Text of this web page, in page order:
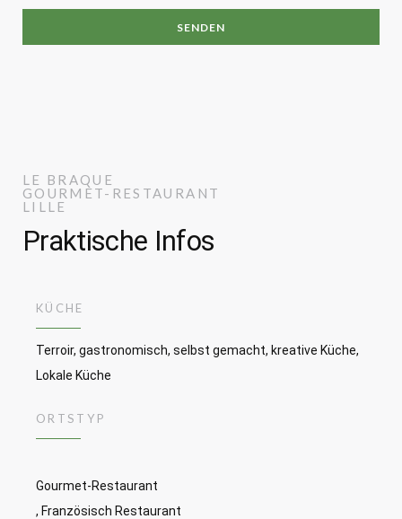
LE BRAQUE
GOURMET-RESTAURANT
LILLE
Praktische Infos
KÜCHE
Terroir, gastronomisch, selbst gemacht, kreative Küche,
Lokale Küche
ORTSTYP
Gourmet-Restaurant
, Französisch Restaurant